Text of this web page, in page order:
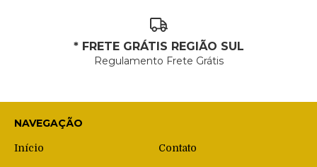
* FRETE GRÁTIS REGIÃO SUL
Regulamento Frete Grátis
NAVEGAÇÃO
Início Contato